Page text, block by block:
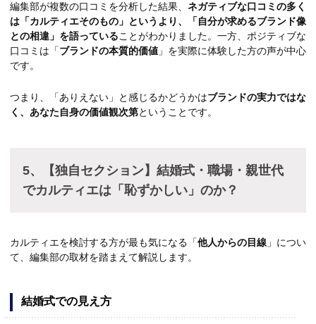
編集部が複数の口コミを分析した結果、 ネガティブな口コミの多く
は「カルティエそのもの」というより、「自分が求めるブランド像
との相違」を語っていることがわかりました。一方、ポジティブな
口コミは「ブランドの本質的価値 」を実際に体験した方の声が中心
です。
つまり、「ありえない」と感じるかどうかはブランドの実力ではな
く、あなた自身の価値観次第ということです。
5、【独自セクション】結婚式・職場・親世代
でカルティエは「恥ずかしい」のか？
カルティエを検討する方が最も気になる「他人からの目線 」につい
て、編集部の取材を踏まえて解説します。
結婚式での見え方